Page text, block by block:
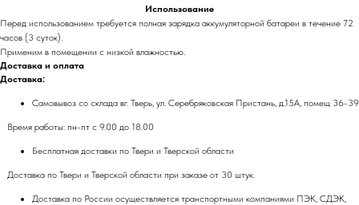
Использование
Перед использованием требуется полная зарядка аккумуляторной батареи в течение 72
часов (3 суток).
Применим в помещении с низкой влажностью.
Доставка и оплата
Доставка:
Самовывоз со склада вг. Тверь, ул. Серебряковская Пристань, д.15А, помещ 36-39
Время работы: пн-пт с 9.00 до 18.00
Бесплатная доставки по Твери и Тверской области
Доставка по Твери и Тверской области при заказе от 30 штук.
Доставка по России осуществляется транспортными компаниями ПЭК, СДЭК,